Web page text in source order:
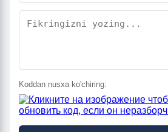
Koddan nusxa ko'chiring: